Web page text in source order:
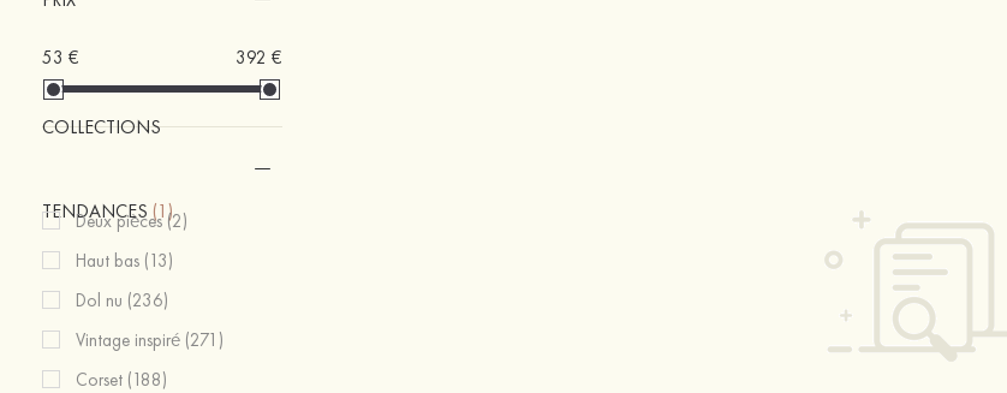
53 € 392 €
COLLECTIONS
TENDANCES (1)
Deux pièces (2)
Haut bas (13)
Dol nu (236)
Vintage inspiré (271)
Corset (188)